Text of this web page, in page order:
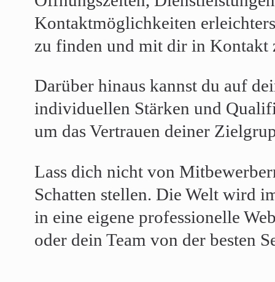
Kontaktmöglichkeiten
zu finden und mit dir in Kontakt
Darüber hinaus kannst du auf
individuellen Stärken und
um das Vertrauen deiner
Lass dich nicht von
Schatten stellen. Die Welt wird
in eine eigene professionelle
oder dein Team von der besten